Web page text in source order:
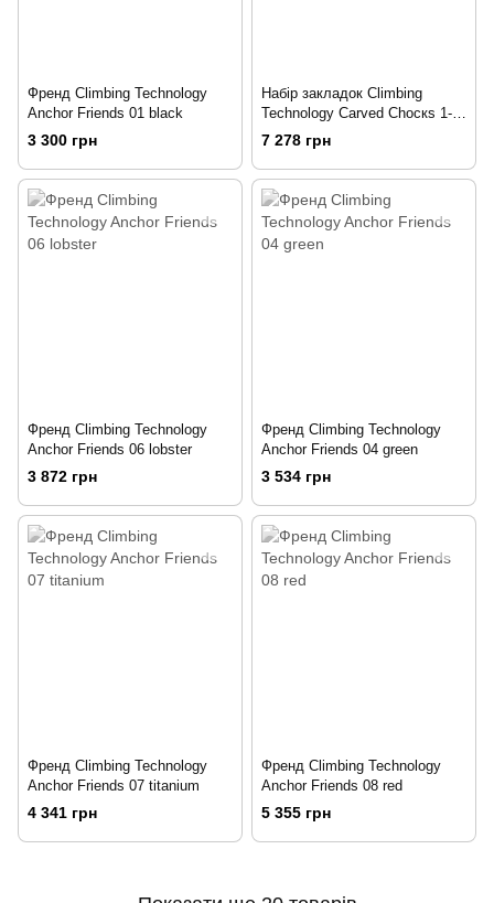
Френд Climbing Technology
Anchor Friends 01 black
3 300 грн
Набір закладок Climbing
Technology Carved Сһоскѕ 1-
10 Multi color
7 278 грн
Френд Climbing Technology
Anchor Friends 06 lobster
3 872 грн
Френд Climbing Technology
Anchor Friends 04 green
3 534 грн
Френд Climbing Technology
Anchor Friends 07 titanium
4 341 грн
Френд Climbing Technology
Anchor Friends 08 red
5 355 грн